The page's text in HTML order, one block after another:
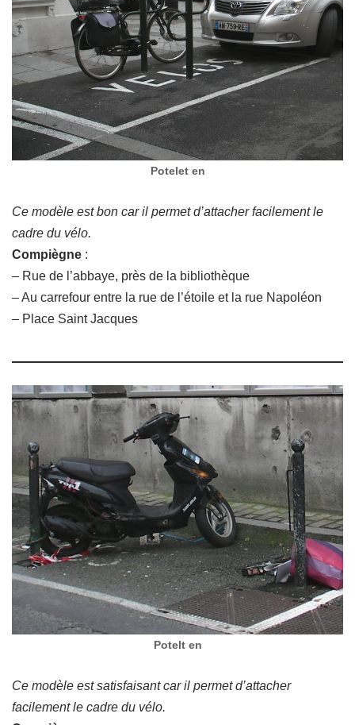
Potelet en
Ce modèle est bon car il permet d’attacher facilement le
cadre du vélo.
Compiègne :
– Rue de l’abbaye, près de la bibliothèque
– Au carrefour entre la rue de l’étoile et la rue Napoléon
– Place Saint Jacques
Potelt en
Ce modèle est satisfaisant car il permet d’attacher
facilement le cadre du vélo.